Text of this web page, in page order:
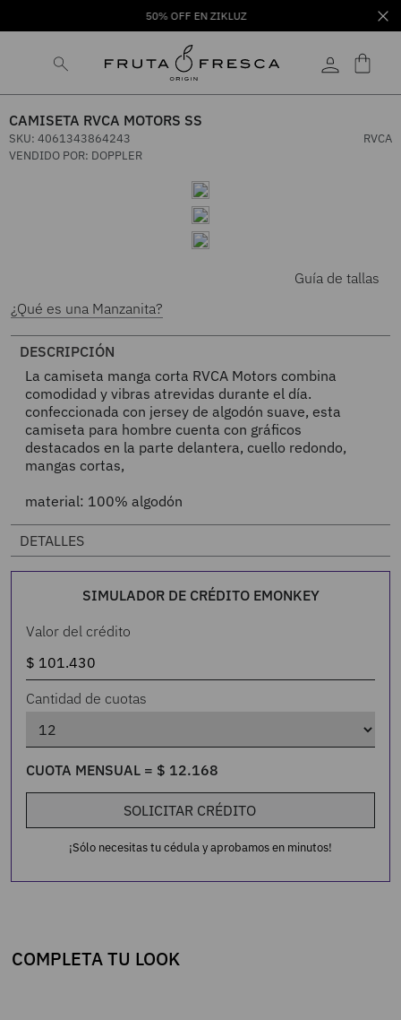
50% OFF EN ZIKLUZ
CAMISETA RVCA MOTORS SS
SKU: 4061343864243
RVCA
VENDIDO POR: DOPPLER
Guía de tallas
¿Qué es una Manzanita?
DESCRIPCIÓN
La camiseta manga corta RVCA Motors combina
comodidad y vibras atrevidas durante el día.
confeccionada con jersey de algodón suave, esta
camiseta para hombre cuenta con gráficos
destacados en la parte delantera, cuello redondo,
mangas cortas,
material: 100% algodón
DETALLES
SIMULADOR DE CRÉDITO EMONKEY
Valor del crédito
Cantidad de cuotas
CUOTA MENSUAL = $ 12.168
SOLICITAR CRÉDITO
¡Sólo necesitas tu cédula y aprobamos en minutos!
COMPLETA TU LOOK